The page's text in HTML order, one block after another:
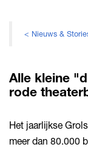
< Nieuws &
Alle kleine
rode
Het jaarlijkse
meer dan 80.000